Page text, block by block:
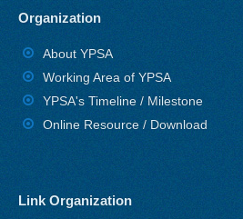
Organization
About YPSA
Working Area of YPSA
YPSA's Timeline / Milestone
Online Resource / Download
Link Organization